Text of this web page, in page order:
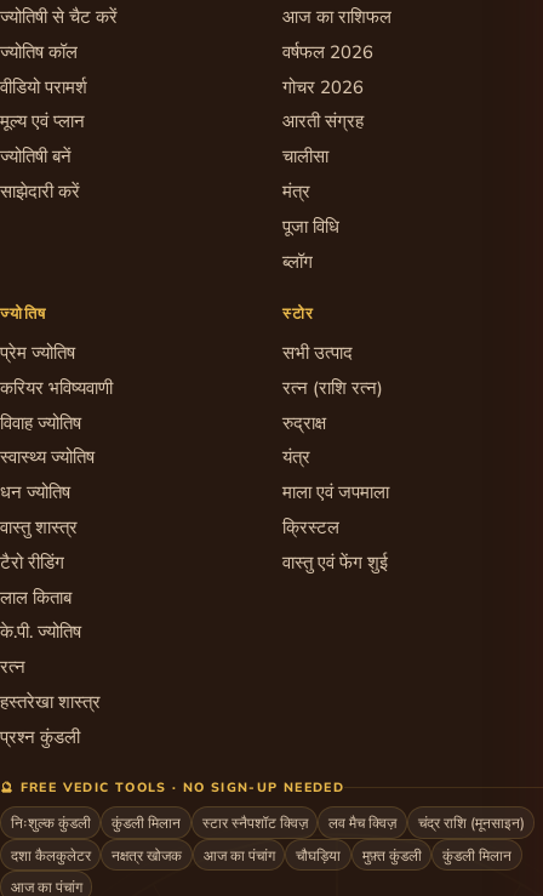
ज्योतिषी से चैट करें
ज्योतिष कॉल
वीडियो परामर्श
मूल्य एवं प्लान
ज्योतिषी बनें
साझेदारी करें
आज का राशिफल
वर्षफल 2026
गोचर 2026
आरती संग्रह
चालीसा
मंत्र
पूजा विधि
ब्लॉग
ज्योतिष
प्रेम ज्योतिष
करियर भविष्यवाणी
विवाह ज्योतिष
स्वास्थ्य ज्योतिष
धन ज्योतिष
वास्तु शास्त्र
टैरो रीडिंग
लाल किताब
के.पी. ज्योतिष
रत्न
हस्तरेखा शास्त्र
प्रश्न कुंडली
स्टोर
सभी उत्पाद
रत्न (राशि रत्न)
रुद्राक्ष
यंत्र
माला एवं जपमाला
क्रिस्टल
वास्तु एवं फेंग शुई
🔮 FREE VEDIC TOOLS · NO SIGN-UP NEEDED
निःशुल्क कुंडली कुंडली मिलान स्टार स्नैपशॉट क्विज़ लव मैच क्विज़
चंद्र राशि (मूनसाइन)
दशा कैलकुलेटर
नक्षत्र खोजक आज का पंचांग चौघड़िया मुफ़्त कुंडली
कुंडली मिलान
आज का पंचांग